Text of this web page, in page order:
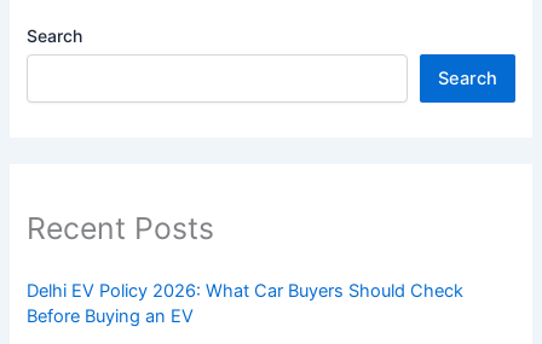
Search
Search
Recent Posts
Delhi EV Policy 2026: What Car Buyers Should Check
Before Buying an EV